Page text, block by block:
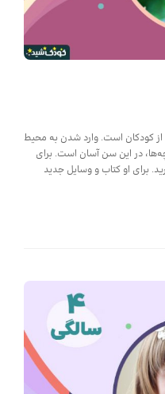
از کودکان است. وارد شدن به محیط
در این سن آسان است. برای
برای او کتاب و وسایل جدید